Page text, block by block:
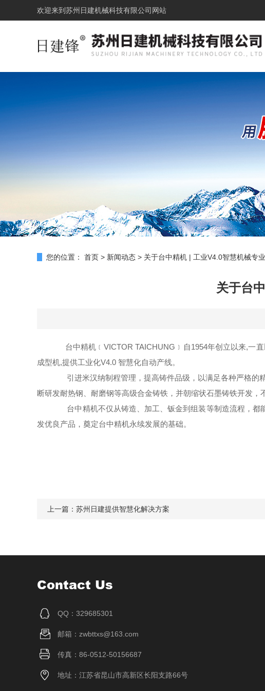
欢迎来到 苏州日建机械科技有限公司网站
您的位置： 首页 > 新闻动态 > 关于台中精机 | 工业V4.0智慧机械专
关于台
台中精机 ﹝VICTOR TAICHUNG﹞自1954年创立以来,一
成型机,提供工业化V4.0 智慧化自动产线。
引进米汉纳制程管理，提高铸件品级，以满足各种严格的
断研发耐热钢、耐磨钢等高级合金铸铁，并朝缩状石墨铸铁开发，
台中精机不仅从铸造、加工、钣金到组装等制造流程，
发优良产品，奠定台中精机永续发展的基础。
上一篇： 苏州日建提供智慧化解决方案
Contact Us
QQ：329685301
邮箱：zwbttxs@163.com
传真：86-0512-50156687
地址：江苏省昆山市高新区长阳支路66号